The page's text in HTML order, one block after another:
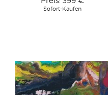
Sofort-Kaufen